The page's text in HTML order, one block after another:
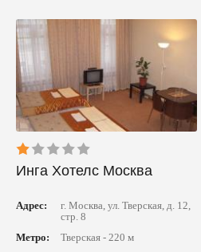
Инга Хотелс Москва
Адрес:
г. Москва, ул. Тверская, д. 12,
стр. 8
Метро:
Тверская - 220 м